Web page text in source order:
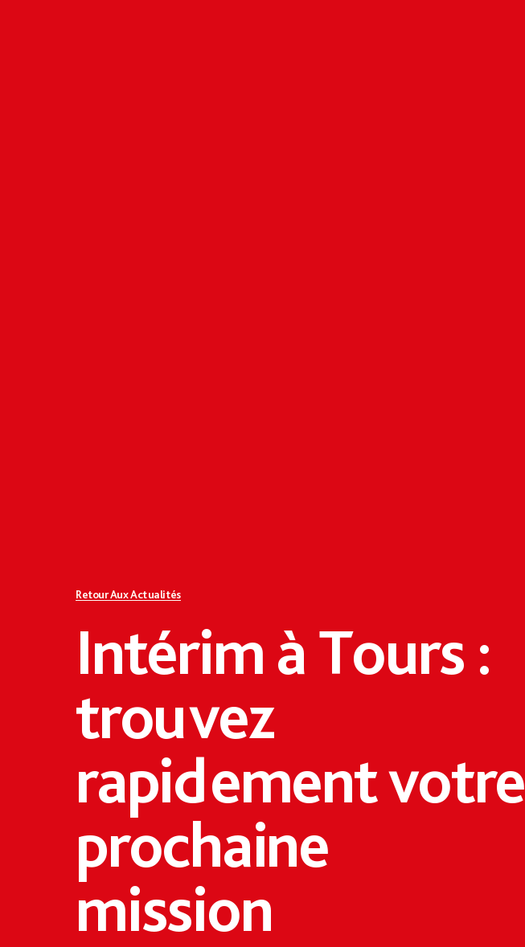
Retour Aux Actualités
Intérim à Tours :
trouvez
rapidement votre
prochaine
mission